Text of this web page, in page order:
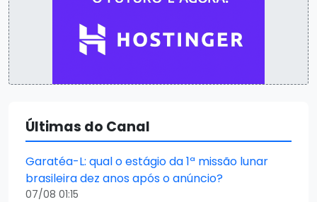
Últimas do Canal
Garatéa-L: qual o estágio da 1ª missão lunar
brasileira dez anos após o anúncio?
07/08 01:15